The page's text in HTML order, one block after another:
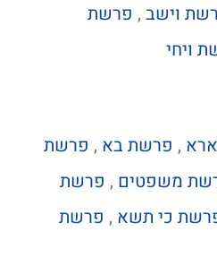
וישב , פרשת
ויחי
, פרשת בא , פרשת
משפטים , פרשת
כי תשא , פרשת